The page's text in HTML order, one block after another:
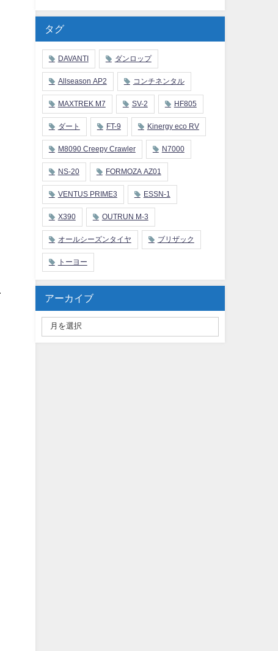
タグ
DAVANTI ダンロップ
Allseason AP2 コンチネンタル
MAXTREK M7 SV-2 HF805
ダート FT-9 Kinergy eco RV
M8090 Creepy Crawler N7000
NS-20 FORMOZA AZ01
VENTUS PRIME3 ESSN-1
X390 OUTRUN M-3
オールシーズンタイヤ ブリザック
トーヨー
アーカイブ